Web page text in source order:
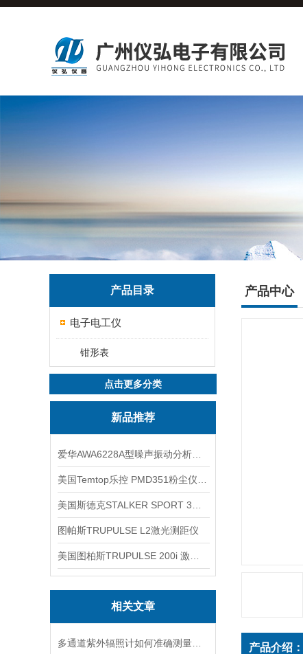
产品目录
电子电工仪
钳形表
点击更多分类
新品推荐
图帕斯TRUPULSE L2激光测距仪
相关文章
产品中心
产品介绍：